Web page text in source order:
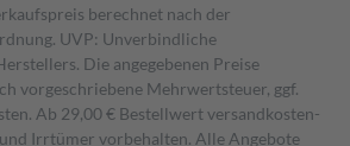
berechnet nach der
UVP: Unverbindliche
Die angegebenen Preise
vorgeschriebene Mehrwertsteuer, ggf.
Ab 29,00 € Bestell­wert versand­kosten­
Irrtümer vorbehalten. Alle Angebote